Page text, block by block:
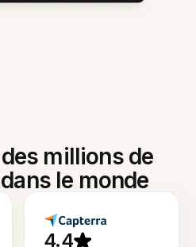
millions de
le monde
4.4